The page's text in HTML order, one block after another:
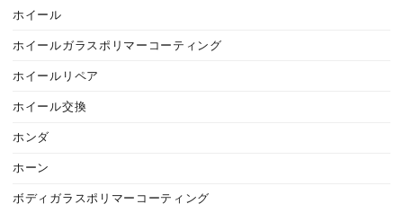
ホイール
ホイールガラスポリマーコーティング
ホイールリペア
ホイール交換
ホンダ
ホーン
ボディガラスポリマーコーティング